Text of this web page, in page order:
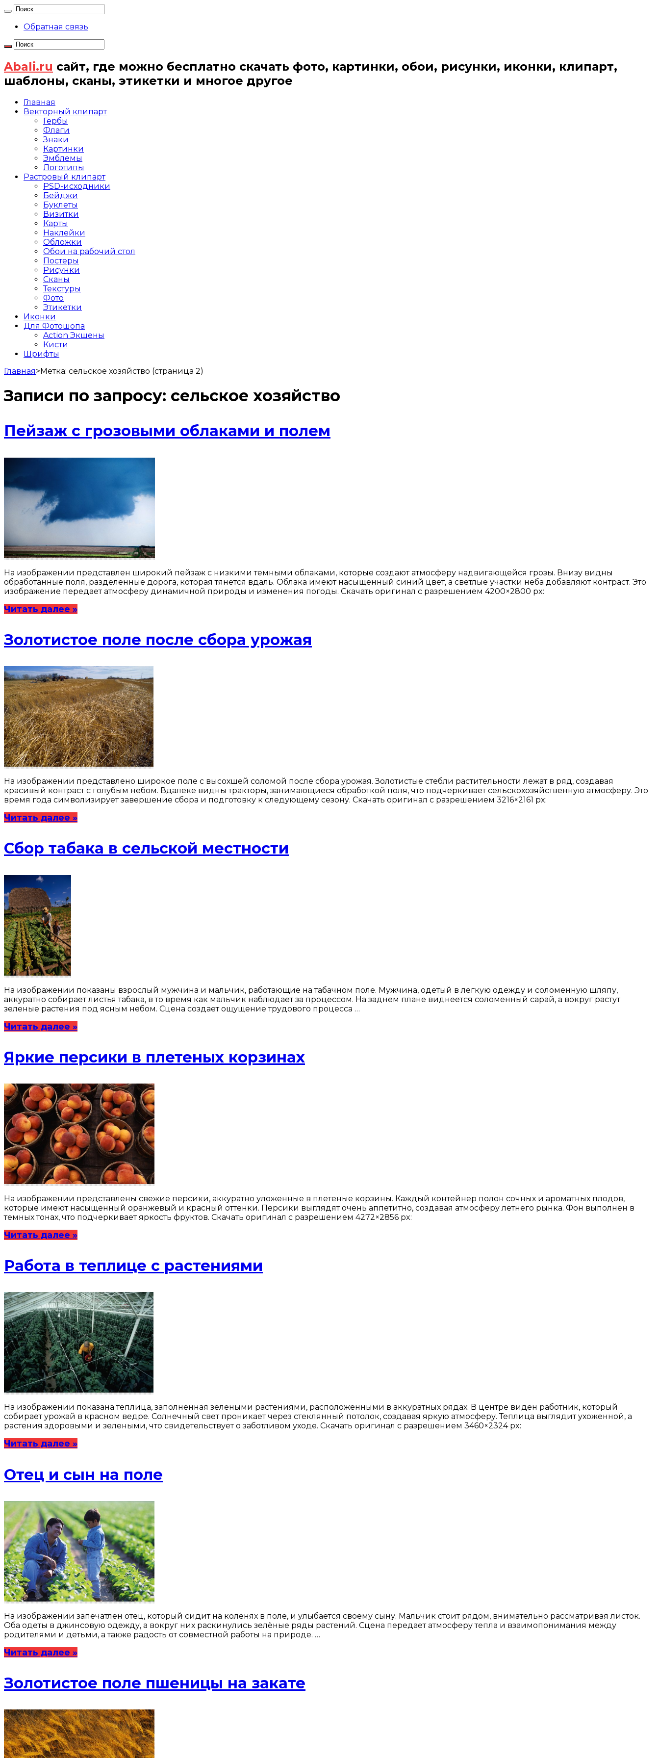
Обратная связь
Abali.ru сайт, где можно бесплатно скачать фото, картинки, обои, рисунки, иконки, клипарт,
шаблоны, сканы, этикетки и многое другое
Главная
Векторный клипарт
Гербы
Флаги
Знаки
Картинки
Эмблемы
Логотипы
Растровый клипарт
PSD-исходники
Бейджи
Буклеты
Визитки
Карты
Наклейки
Обложки
Обои на рабочий стол
Постеры
Рисунки
Сканы
Текстуры
Фото
Этикетки
Иконки
Для Фотошопа
Action Экшены
Кисти
Шрифты
Главная>Метка: сельское хозяйство (страница 2)
Записи по запросу: сельское хозяйство
Пейзаж с грозовыми облаками и полем
На изображении представлен широкий пейзаж с низкими темными облаками, которые создают атмосферу надвигающейся грозы. Внизу видны
обработанные поля, разделенные дорога, которая тянется вдаль. Облака имеют насыщенный синий цвет, а светлые участки неба добавляют контраст. Это
изображение передает атмосферу динамичной природы и изменения погоды. Скачать оригинал с разрешением 4200×2800 px:
Читать далее »
Золотистое поле после сбора урожая
На изображении представлено широкое поле с высохшей соломой после сбора урожая. Золотистые стебли растительности лежат в ряд, создавая
красивый контраст с голубым небом. Вдалеке видны тракторы, занимающиеся обработкой поля, что подчеркивает сельскохозяйственную атмосферу. Это
время года символизирует завершение сбора и подготовку к следующему сезону. Скачать оригинал с разрешением 3216×2161 px:
Читать далее »
Сбор табака в сельской местности
На изображении показаны взрослый мужчина и мальчик, работающие на табачном поле. Мужчина, одетый в легкую одежду и соломенную шляпу,
аккуратно собирает листья табака, в то время как мальчик наблюдает за процессом. На заднем плане виднеется соломенный сарай, а вокруг растут
зеленые растения под ясным небом. Сцена создает ощущение трудового процесса …
Читать далее »
Яркие персики в плетеных корзинах
На изображении представлены свежие персики, аккуратно уложенные в плетеные корзины. Каждый контейнер полон сочных и ароматных плодов,
которые имеют насыщенный оранжевый и красный оттенки. Персики выглядят очень аппетитно, создавая атмосферу летнего рынка. Фон выполнен в
темных тонах, что подчеркивает яркость фруктов. Скачать оригинал с разрешением 4272×2856 px:
Читать далее »
Работа в теплице с растениями
На изображении показана теплица, заполненная зелеными растениями, расположенными в аккуратных рядах. В центре виден работник, который
собирает урожай в красном ведре. Солнечный свет проникает через стеклянный потолок, создавая яркую атмосферу. Теплица выглядит ухоженной, а
растения здоровыми и зелеными, что свидетельствует о заботливом уходе. Скачать оригинал с разрешением 3460×2324 px:
Читать далее »
Отец и сын на поле
На изображении запечатлен отец, который сидит на коленях в поле, и улыбается своему сыну. Мальчик стоит рядом, внимательно рассматривая листок.
Оба одеты в джинсовую одежду, а вокруг них раскинулись зелёные ряды растений. Сцена передает атмосферу тепла и взаимопонимания между
родителями и детьми, а также радость от совместной работы на природе. …
Читать далее »
Золотистое поле пшеницы на закате